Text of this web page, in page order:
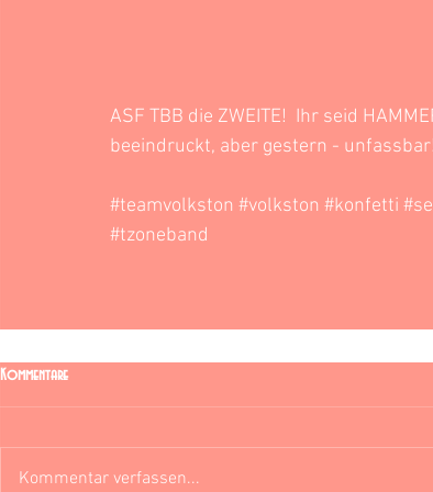
ASF TBB die ZWEITE!  Ihr seid
beeindruckt, aber gestern - unfassbar!
#teamvolkston #volkston #konfetti
#tzoneband
Kommentare
Kommentar verfassen...